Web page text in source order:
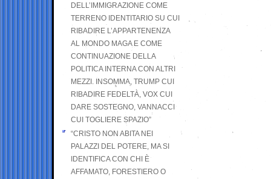
DELL’IMMIGRAZIONE COME
TERRENO IDENTITARIO SU CUI
RIBADIRE L’APPARTENENZA
AL MONDO MAGA E COME
CONTINUAZIONE DELLA
POLITICA INTERNA CON ALTRI
MEZZI. INSOMMA, TRUMP CUI
RIBADIRE FEDELTÀ, VOX CUI
DARE SOSTEGNO, VANNACCI
CUI TOGLIERE SPAZIO”
“CRISTO NON ABITA NEI
PALAZZI DEL POTERE, MA SI
IDENTIFICA CON CHI È
AFFAMATO, FORESTIERO O